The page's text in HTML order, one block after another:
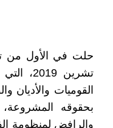
حلت في الأول من
تشرين
القوميات
بحقوقه
والرافض لمنظومة